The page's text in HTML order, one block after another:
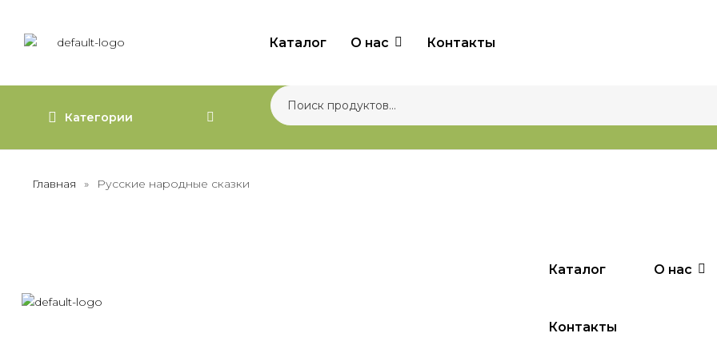
Каталог О нас Контакты
Категории
Главная » Русские народные сказки
Каталог О нас
Контакты